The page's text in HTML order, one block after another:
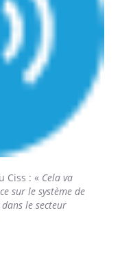
Ciss : « Cela va
sur le système de
le secteur